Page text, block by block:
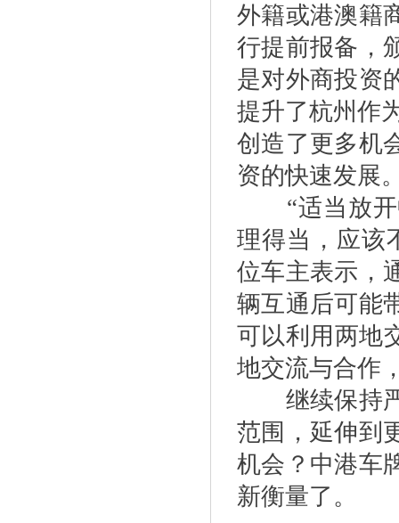
外籍或港澳籍
行提前报备，
是对外商投资
提升了杭州作
创造了更多机
资的快速发展
“适当放开
理得当，应该
位车主表示，
辆互通后可能
可以利用两地
地交流与合作
继续保持严
范围，延伸到
机会？中港车
新衡量了。